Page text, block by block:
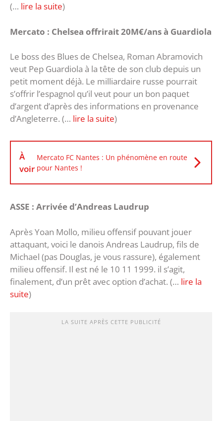
(… lire la suite)
Mercato : Chelsea offrirait 20M€/ans à Guardiola
Le boss des Blues de Chelsea, Roman Abramovich
veut Pep Guardiola à la tête de son club depuis un
petit moment déjà. Le milliardaire russe pourrait
s’offrir l’espagnol qu’il veut pour un bon paquet
d’argent d’après des informations en provenance
d’Angleterre. (… lire la suite)
À
voir
Mercato FC Nantes : Un phénomène en route
pour Nantes !
ASSE : Arrivée d’Andreas Laudrup
Après Yoan Mollo, milieu offensif pouvant jouer
attaquant, voici le danois Andreas Laudrup, fils de
Michael (pas Douglas, je vous rassure), également
milieu offensif. Il est né le 10 11 1999. il s’agit,
finalement, d’un prêt avec option d’achat. (… lire la
suite)
LA SUITE APRÈS CETTE PUBLICITÉ